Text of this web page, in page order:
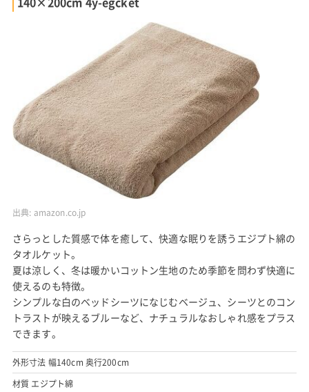
出典: amazon.co.jp
さらっとした質感で体を癒して、快適な眠りを誘うエジプト綿の
タオルケット。
夏は涼しく、冬は暖かいコットン生地のため季節を問わず快適に
使えるのも特徴。
シンプルな白のベッドシーツになじむベージュ、シーツとのコン
トラストが映えるブルーなど、ナチュラルなおしゃれ感をプラス
できます。
外形寸法 幅140cm 奥行200cm
材質 エジプト綿